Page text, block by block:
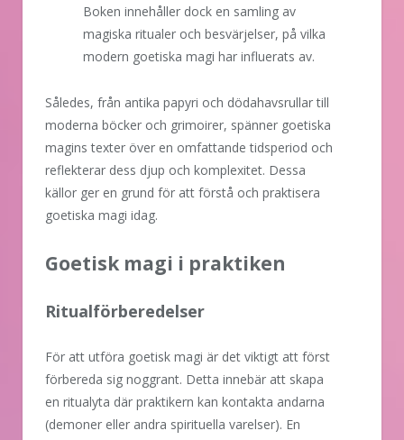
Boken innehåller dock en samling av
magiska ritualer och besvärjelser, på vilka
modern goetiska magi har influerats av.
Således, från antika papyri och dödahavsrullar till
moderna böcker och grimoirer, spänner goetiska
magins texter över en omfattande tidsperiod och
reflekterar dess djup och komplexitet. Dessa
källor ger en grund för att förstå och praktisera
goetiska magi idag.
Goetisk magi i praktiken
Ritualförberedelser
För att utföra goetisk magi är det viktigt att först
förbereda sig noggrant. Detta innebär att skapa
en ritualyta där praktikern kan kontakta andarna
(demoner eller andra spirituella varelser). En